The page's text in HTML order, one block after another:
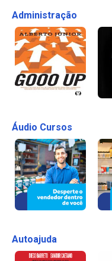
Administração
Áudio Cursos
Autoajuda